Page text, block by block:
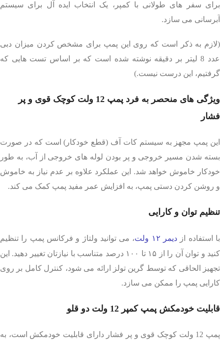
برای سفر های طولانی با کمپر، یک انتخاب ایده آل برای سیستم
آبرسانی می سازد.
(لازم به ذکر است که روی این پمپ برای مشخص کردن میزان دبی
عدد 8 لیتر بر دقیقه نوشته شده است که بر اساس تست هایی که
گرفتیم، این درست نیست.)
ویژگی های منحصر به فرد پمپ 12 ولت کوچک قوی و پر
فشار
این پمپ مجهز به سیستم کات آف (قطع خودکار) است که در صورت
بسته شدن مسیر خروجی و پر بودن لوله های خروجی از آب، به طور
خودکار خاموش خواهد شد. این عملکرد علاوه بر عدم نیاز به خاموش
و روشن کردن دستی پمپ، به افزایش عمر مفید پمپ کمک می کند.
تنظیم توان و کارایی
با استفاده از دیمر ۱۲ ولت
، می‌ توانید ولتاژ و فرکانس پمپ را تنظیم
کنید و توان آن را از ۱۵ تا ۱۰۰ درصد متناسب با نیازتان تغییر دهید. این
تجهیز الحاقی که توسط گرین تولز ارائه می شود، کنترل کامل بر روی
کارایی پمپ را ممکن می سازد.
قابلیت خودمکش پمپ کمپر 12 ولت دو قلو
پمپ 12 ولت کوچک قوی و پر فشار دارای قابلیت خودمکش است، به